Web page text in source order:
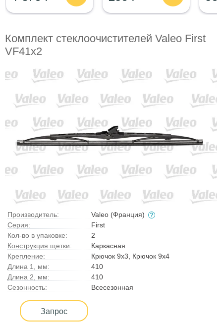
Комплект стеклоочистителей Valeo First
VF41x2
Производитель:
Valeo (Франция)
Серия:
First
Кол-во в упаковке:
2
Конструкция щетки:
Каркасная
Крепление:
Крючок 9x3, Крючок 9x4
Длина 1, мм:
410
Длина 2, мм:
410
Сезонность:
Всесезонная
Запрос